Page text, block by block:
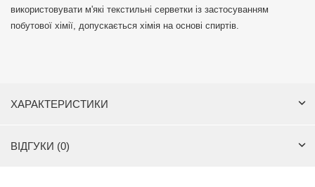
використовувати м'які текстильні серветки із застосуванням
побутової хімії, допускається хімія на основі спиртів.
ХАРАКТЕРИСТИКИ
ВІДГУКИ (0)